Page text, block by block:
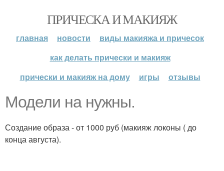
ПРИЧЕСКА И МАКИЯЖ
главная новости
виды макияжа и причесок
как делать прически и макияж
прически и макияж на дому
игры отзывы
Модели на нужны.
Создание образа - от 1000 руб (макияж локоны ( до
конца августа).